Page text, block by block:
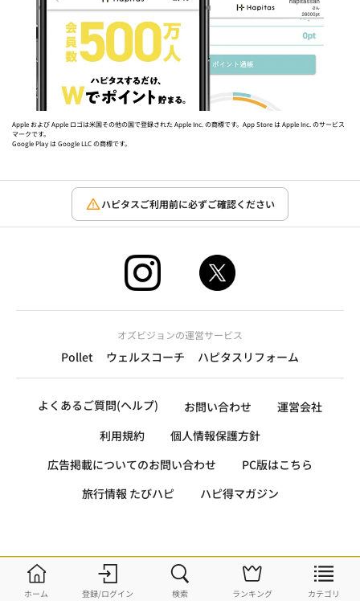
ホーム 登録/ログイン 検索 ランキング カテゴリ
Apple および Apple ロゴは米国その他の国で登録された Apple Inc. の商標です。App Store は Apple Inc. のサービス
マークです。
Google Play は Google LLC の商標です。
ハピタスご利用前に必ずご確認ください
オズビジョンの運営サービス
Pollet ウェルスコーチ ハピタスリフォーム
よくあるご質問(ヘルプ) お問い合わせ
運営会社
利用規約
個人情報保護方針
広告掲載についてのお問い合わせ
PC版はこちら
旅行情報 たびハピ
ハピ得マガジン